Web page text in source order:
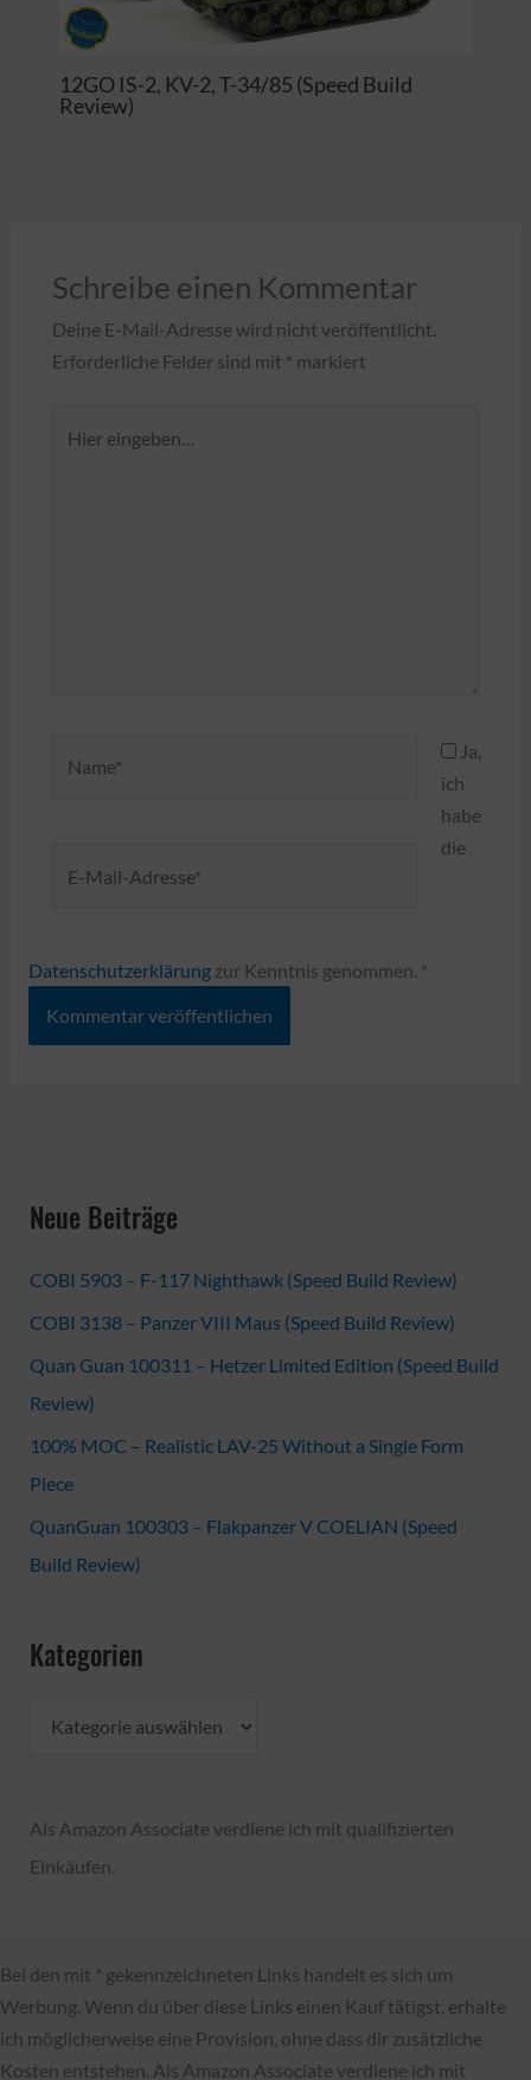
12GO IS-2, KV-2, T-34/85 (Speed Build
Review)
Schreibe einen Kommentar
Deine E-Mail-Adresse wird nicht veröffentlicht.
Erforderliche Felder sind mit * markiert
eingeben…
Mail-
Ja,
ich
habe
die
Datenschutzerklärungzur Kenntnis genommen. *
Neue Beiträge
COBI 5903 – F-117 Nighthawk (Speed Build Review)
COBI 3138 – Panzer VIII Maus (Speed Build Review)
Quan Guan 100311 – Hetzer Limited Edition (Speed Build
Review)
100% MOC – Realistic LAV-25 Without a Single Form
Piece
QuanGuan 100303 – Flakpanzer V COELIAN (Speed
Build Review)
Kategorien
e
g
i
e
Als Amazon Associate verdiene ich mit qualifizierten
Einkäufen.
Bei den mit * gekennzeichneten Links handelt es sich um
Werbung. Wenn du über diese Links einen Kauf tätigst, erhalte
ich möglicherweise eine Provision, ohne dass dir zusätzliche
Kosten entstehen. Als Amazon Associate verdiene ich mit